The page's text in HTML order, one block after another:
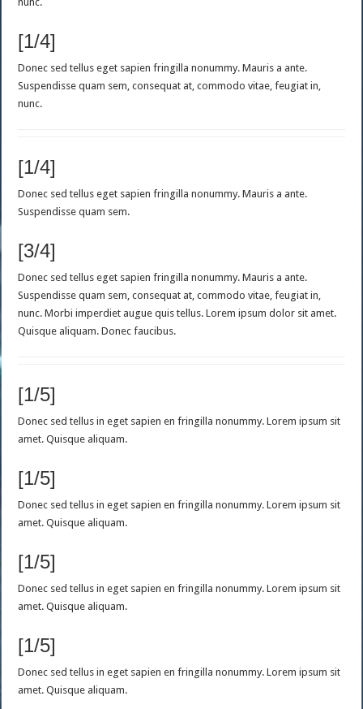
[1/4]
Donec sed tellus eget sapien fringilla nonummy. Mauris a ante.
Suspendisse quam sem, consequat at, commodo vitae, feugiat in,
nunc.
[1/4]
Donec sed tellus eget sapien fringilla nonummy. Mauris a ante.
Suspendisse quam sem.
[3/4]
Donec sed tellus eget sapien fringilla nonummy. Mauris a ante.
Suspendisse quam sem, consequat at, commodo vitae, feugiat in,
nunc. Morbi imperdiet augue quis tellus. Lorem ipsum dolor sit amet.
Quisque aliquam. Donec faucibus.
[1/5]
Donec sed tellus in eget sapien en fringilla nonummy. Lorem ipsum sit
amet. Quisque aliquam.
[1/5]
Donec sed tellus in eget sapien en fringilla nonummy. Lorem ipsum sit
amet. Quisque aliquam.
[1/5]
Donec sed tellus in eget sapien en fringilla nonummy. Lorem ipsum sit
amet. Quisque aliquam.
[1/5]
Donec sed tellus in eget sapien en fringilla nonummy. Lorem ipsum sit
amet. Quisque aliquam.